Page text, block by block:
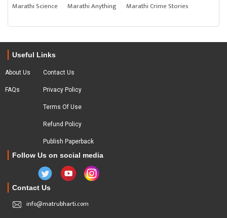
Marathi Science
Marathi Anything Marathi Crime Stories
Useful Links
About Us
FAQs
Contact Us
Privacy Policy
Terms Of Use
Refund Policy
Publish Paperback
Follow Us on social media
Contact Us
info@matrubharti.com